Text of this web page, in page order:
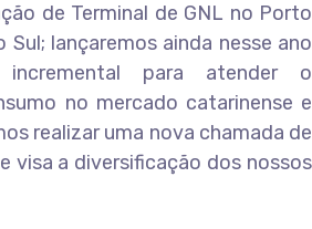
de Terminal de GNL no Porto
Sul; lançaremos ainda nesse ano
incremental para atender o
no mercado catarinense e
realizar uma nova chamada de
visa a diversificação dos nossos